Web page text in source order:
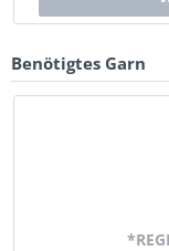
Benötigtes Garn